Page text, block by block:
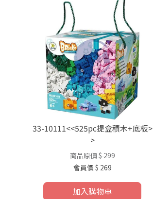
33-10111<<525pc提盒積木+底板>
>
商品原價 $ 299
會員價 $ 269
加入購物車